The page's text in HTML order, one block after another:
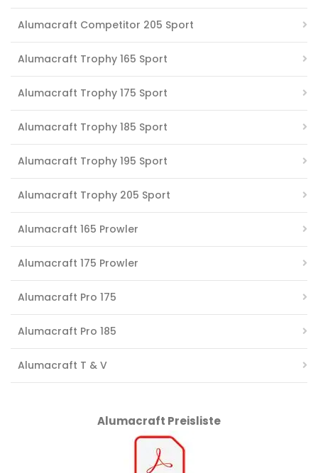
Alumacraft Competitor 205 Sport
Alumacraft Trophy 165 Sport
Alumacraft Trophy 175 Sport
Alumacraft Trophy 185 Sport
Alumacraft Trophy 195 Sport
Alumacraft Trophy 205 Sport
Alumacraft 165 Prowler
Alumacraft 175 Prowler
Alumacraft Pro 175
Alumacraft Pro 185
Alumacraft T & V
Alumacraft Preisliste